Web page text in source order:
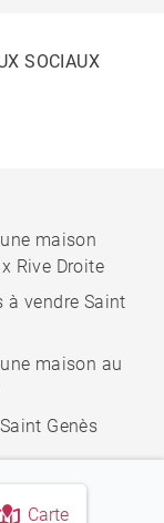
Carte
SOCIAUX
maison
Rive Droite
à vendre Saint
maison au
Genès